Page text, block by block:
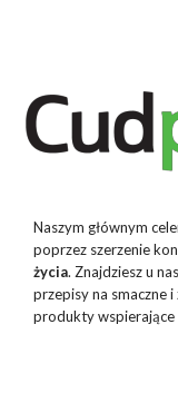
Naszym głównym
poprzez szerzenie
życia. Znajdziesz u
przepisy na smaczne
produkty wspierające